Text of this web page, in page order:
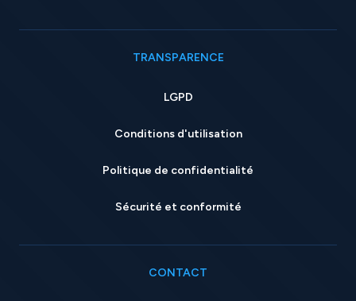
TRANSPARENCE
LGPD
Conditions d'utilisation
Politique de confidentialité
Sécurité et conformité
CONTACT